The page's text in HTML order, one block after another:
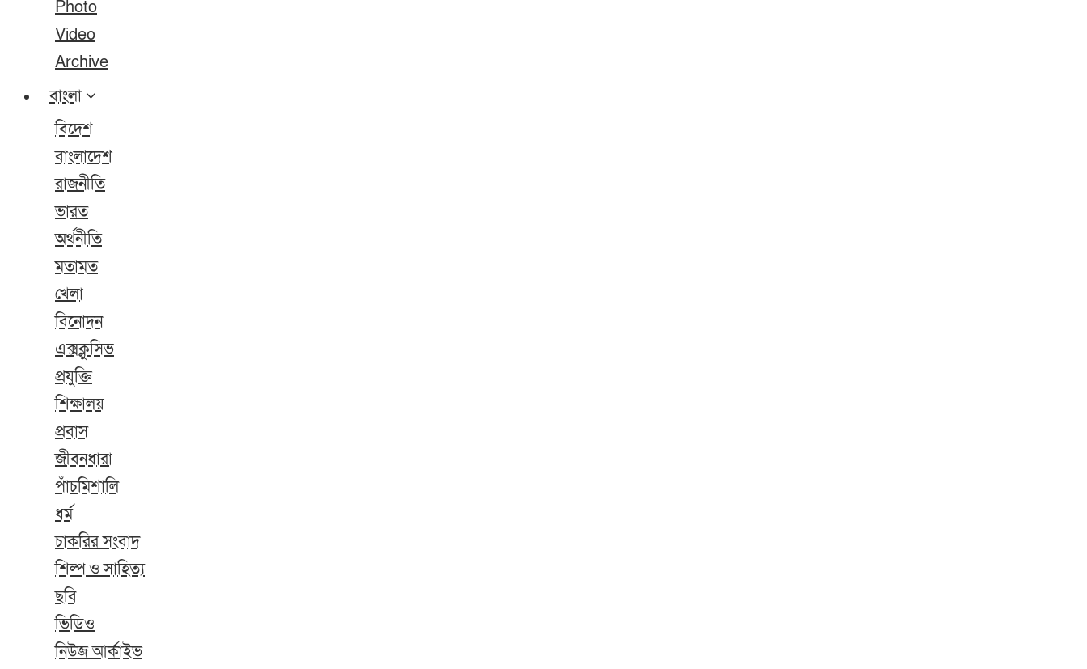
Photo
Video
Archive
বাংলা
বিদেশ
বাংলাদেশ
রাজনীতি
ভারত
অর্থনীতি
মতামত
খেলা
বিনোদন
এক্সক্লুসিভ
প্রযুক্তি
শিক্ষালয়
প্রবাস
জীবনধারা
পাঁচমিশালি
ধর্ম
চাকরির সংবাদ
শিল্প ও সাহিত্য
ছবি
ভিডিও
নিউজ আর্কাইভ